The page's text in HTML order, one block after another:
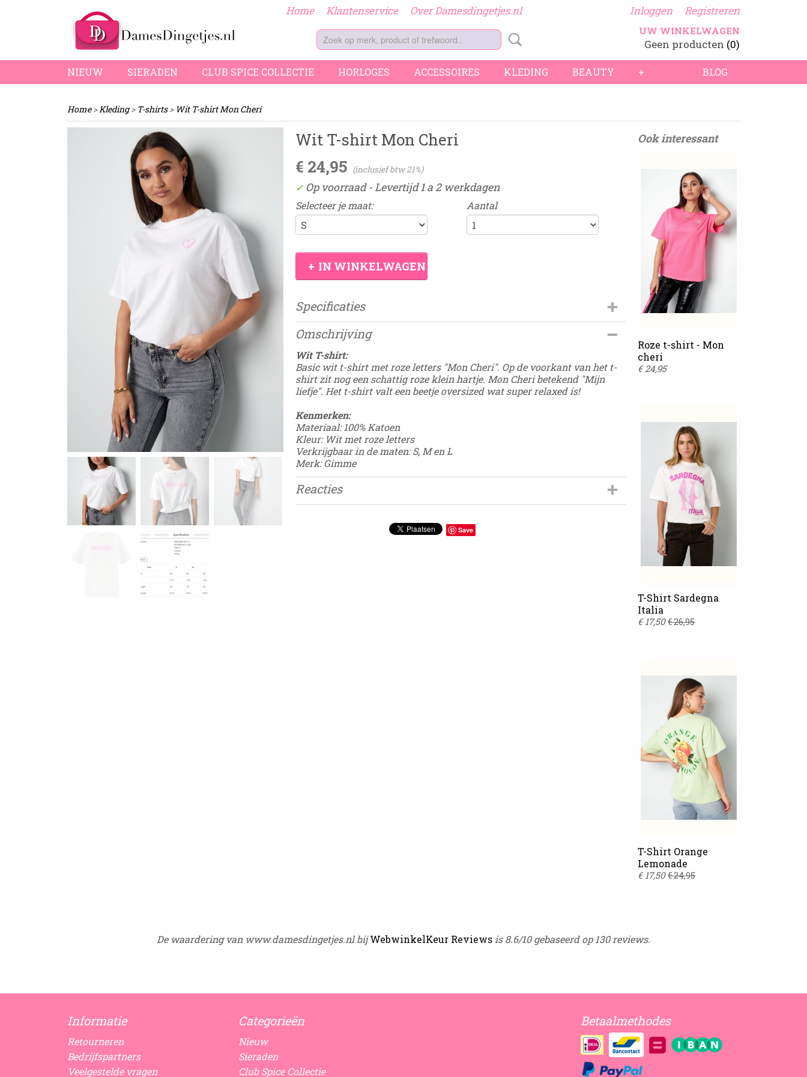
Home Klantenservice Over Damesdingetjes.nl Inloggen Registreren
UW WINKELWAGEN
Geen producten (0)
BLOG
NIEUW SIERADEN CLUB SPICE COLLECTIE HORLOGES ACCESSOIRES KLEDING BEAUTY +
Home>Kleding> T-shirts> Wit T-shirt Mon Cheri
Wit T-shirt Mon Cheri
€ 24,95 (inclusief btw 21%)
✓ Op voorraad- Levertijd 1 a 2 werkdagen
Selecteer je maat: Aantal
IN WINKELWAGEN
Specificaties
Productcode
Omschrijving
Wit T-shirt:
Basic wit t-shirt met roze letters "Mon Cheri". Op de voorkant van het t-
shirt zit nog een schattig roze klein hartje. Mon Cheri betekend "Mijn
liefje". Het t-shirt valt een beetje oversized wat super relaxed is!
Kenmerken:
Materiaal: 100% Katoen
Kleur: Wit met roze letters
Verkrijgbaar in de maten: S, M en L
Merk: Gimme
Reacties
Save
Ook interessant
Roze t-shirt - Mon
cheri
€ 24,95
T-Shirt Sardegna
Italia
€ 17,50 € 26,95
T-Shirt Orange
Lemonade
€ 17,50 € 24,95
De waardering van www.damesdingetjes.nl bijWebwinkelKeur Reviews is 8.6/10 gebaseerd op 130 reviews.
Informatie
Retourneren
Bedrijfspartners
Veelgestelde vragen
Categorieën
Nieuw
Sieraden
Club Spice Collectie
Betaalmethodes